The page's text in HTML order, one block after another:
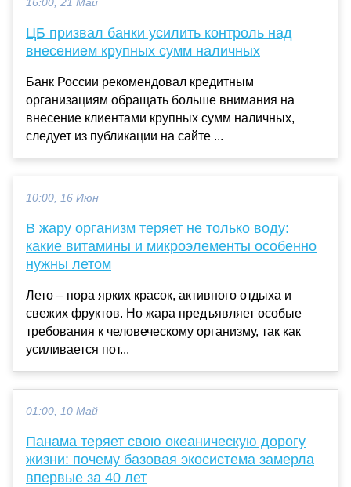
16:00, 21 Май
ЦБ призвал банки усилить контроль над
внесением крупных сумм наличных
Банк России рекомендовал кредитным
организациям обращать больше внимания на
внесение клиентами крупных сумм наличных,
следует из публикации на сайте ...
10:00, 16 Июн
В жару организм теряет не только воду:
какие витамины и микроэлементы особенно
нужны летом
Лето – пора ярких красок, активного отдыха и
свежих фруктов. Но жара предъявляет особые
требования к человеческому организму, так как
усиливается пот...
01:00, 10 Май
Панама теряет свою океаническую дорогу
жизни: почему базовая экосистема замерла
впервые за 40 лет